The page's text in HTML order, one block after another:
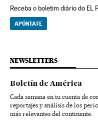
Receba o boletim diário do EL
APÚNTATE
NEWSLETTERS
Boletín de América
Cada semana en tu cuenta de
reportajes y análisis de los
más relevantes del continente.